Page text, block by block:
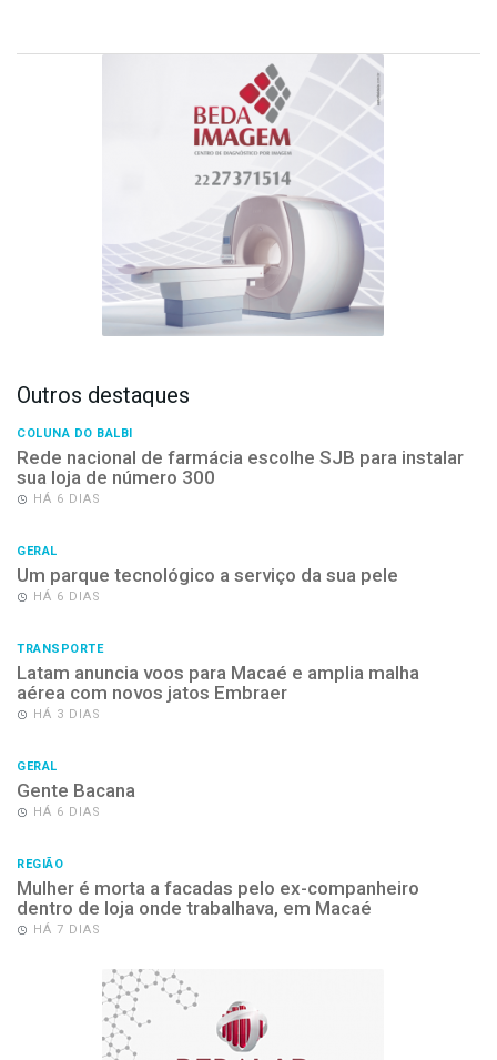
Outros destaques
COLUNA DO BALBI
Rede nacional de farmácia escolhe SJB para instalar
sua loja de número 300
HÁ 6 DIAS
GERAL
Um parque tecnológico a serviço da sua pele
HÁ 6 DIAS
TRANSPORTE
Latam anuncia voos para Macaé e amplia malha
aérea com novos jatos Embraer
HÁ 3 DIAS
GERAL
Gente Bacana
HÁ 6 DIAS
REGIÃO
Mulher é morta a facadas pelo ex-companheiro
dentro de loja onde trabalhava, em Macaé
HÁ 7 DIAS